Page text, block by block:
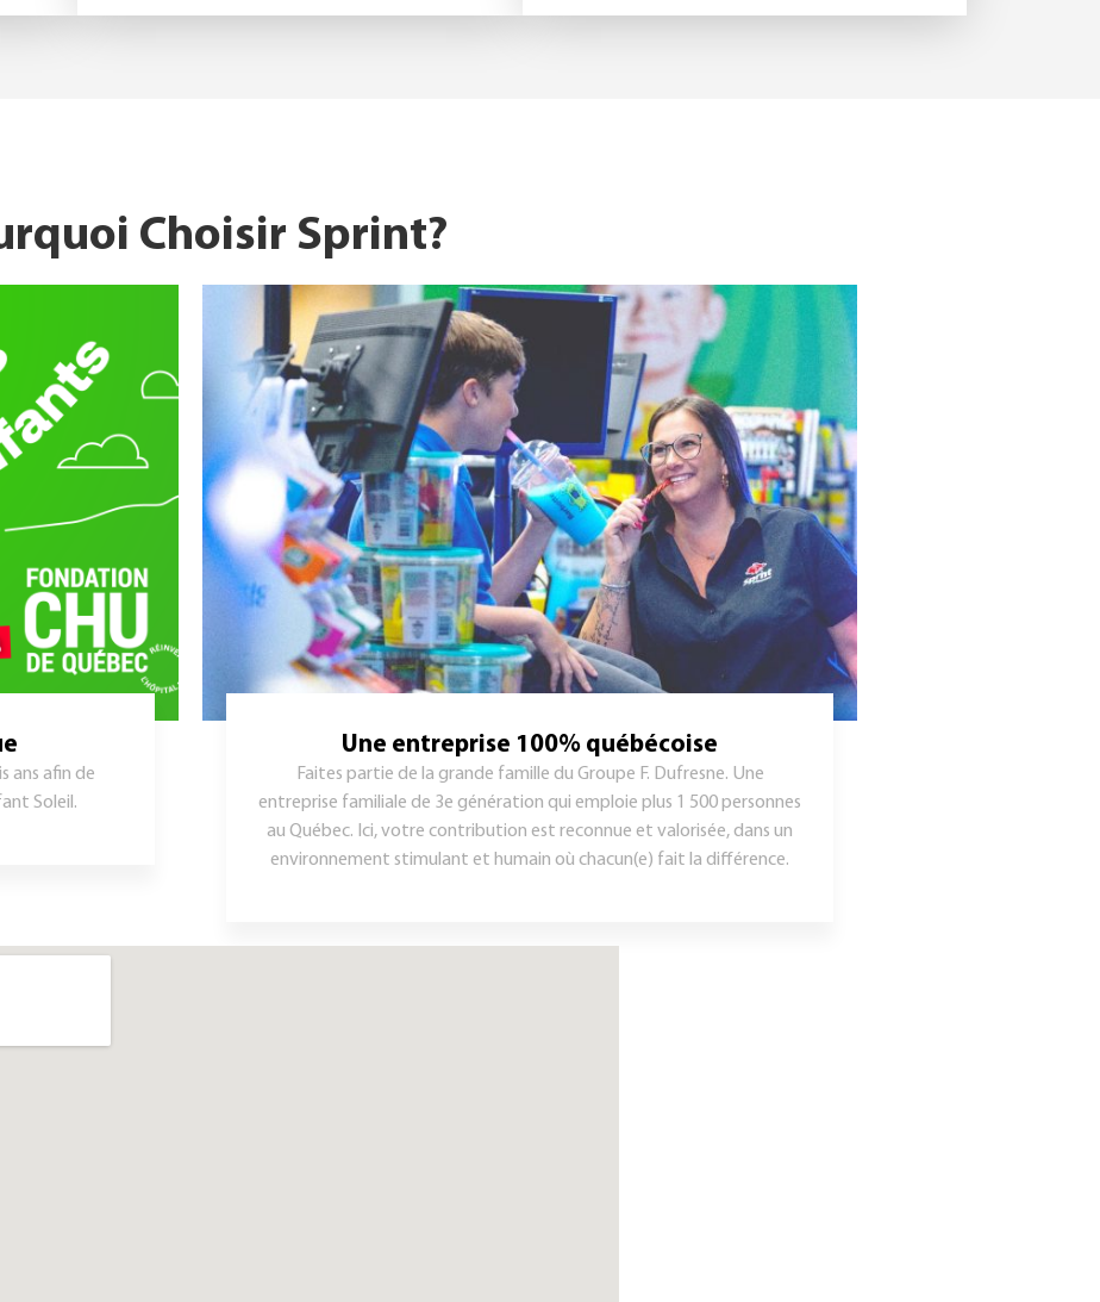
Choisir Sprint?
ans afin de
Soleil.
Une entreprise 100% québécoise
Faites partie de la grande famille du Groupe F. Dufresne. Une
entreprise familiale de 3e génération qui emploie plus 1 500 personnes
au Québec. Ici, votre contribution est reconnue et valorisée, dans un
environnement stimulant et humain où chacun(e) fait la différence.